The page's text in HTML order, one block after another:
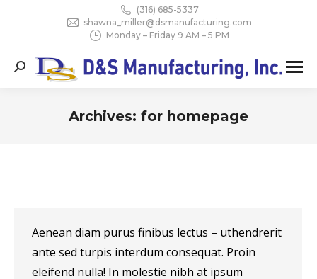
(316) 685-5337
shawna_miller@dsmanufacturing.com
Monday – Friday 9 AM – 5 PM
Search:
Archives: for homepage
Aenean diam purus finibus lectus – uthendrerit
ante sed turpis interdum consequat. Proin
eleifend nulla! In molestie nibh at ipsum